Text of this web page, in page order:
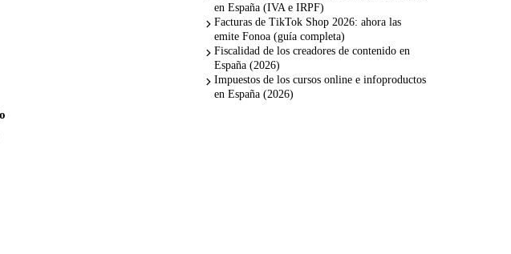
en España (IVA e IRPF)
Facturas de TikTok Shop 2026: ahora las
emite Fonoa (guía completa)
Fiscalidad de los creadores de contenido en
España (2026)
Impuestos de los cursos online e infoproductos
en España (2026)